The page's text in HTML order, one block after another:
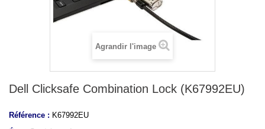
Agrandir l'image
Dell Clicksafe Combination Lock (K67992EU)
Référence : K67992EU